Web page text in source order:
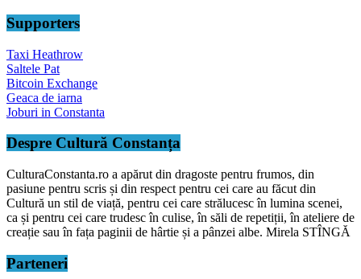
Supporters
Taxi Heathrow
Saltele Pat
Bitcoin Exchange
Geaca de iarna
Joburi in Constanta
Despre Cultură Constanța
CulturaConstanta.ro a apărut din dragoste pentru frumos, din
pasiune pentru scris și din respect pentru cei care au făcut din
Cultură un stil de viață, pentru cei care strălucesc în lumina scenei,
ca și pentru cei care trudesc în culise, în săli de repetiții, în ateliere de
creație sau în fața paginii de hârtie și a pânzei albe. Mirela STÎNGĂ
Parteneri